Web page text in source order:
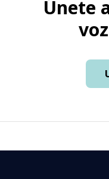
Únete